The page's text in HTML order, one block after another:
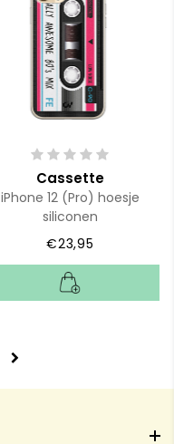
Cassette
iPhone 12 (Pro) hoesje
siliconen
€23,95